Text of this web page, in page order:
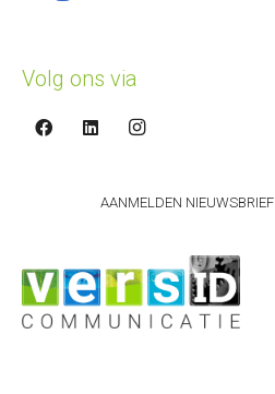
Volg ons via
AANMELDEN NIEUWSBRIEF